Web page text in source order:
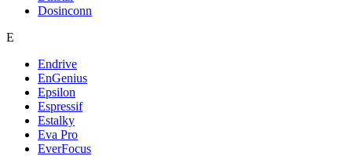
Dosinconn
E
Endrive
EnGenius
Epsilon
Espressif
Estalky
Eva Pro
EverFocus